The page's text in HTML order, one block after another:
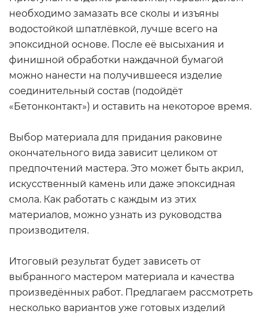
необходимо замазать все сколы и изъяны
водостойкой шпатлёвкой, лучше всего на
эпоксидной основе. После её высыхания и
финишной обработки наждачной бумагой
можно нанести на получившееся изделие
соединительный состав (подойдёт
«Бетонконтакт») и оставить на некоторое время.
Выбор материала для придания раковине
окончательного вида зависит целиком от
предпочтений мастера. Это может быть акрил,
искусственный камень или даже эпоксидная
смола. Как работать с каждым из этих
материалов, можно узнать из руководства
производителя.
Итоговый результат будет зависеть от
выбранного мастером материала и качества
произведённых работ. Предлагаем рассмотреть
несколько вариантов уже готовых изделий